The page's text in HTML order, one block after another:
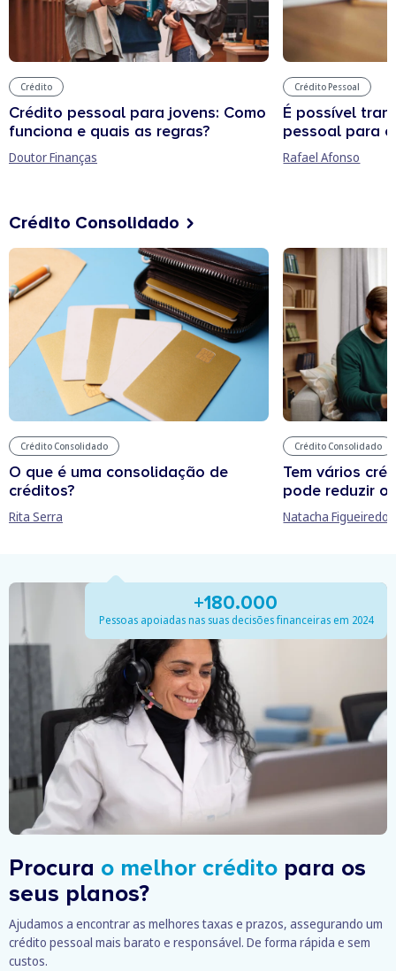
Crédito
Crédito pessoal para jovens: Como
funciona e quais as regras?
Doutor Finanças
Crédito Pessoal
É possível
pessoal para
Rafael Afonso
Crédito Consolidado
Crédito Consolidado
O que é uma consolidação de
créditos?
Rita Serra
Crédito Consolidado
Tem vários
pode reduzir
Natacha Figueiredo
Procura o melhor crédito para os
seus planos?
Ajudamos a encontrar as melhores taxas e prazos, assegurando um
crédito pessoal mais barato e responsável. De forma rápida e sem
custos.
+180.000
Pessoas apoiadas nas suas decisões financeiras em 2024